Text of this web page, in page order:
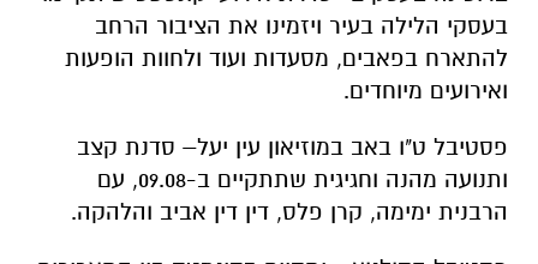
בעסקי הלילה בעיר ויזמינו את הציבור הרחב
להתארח בפאבים, מסעדות ועוד ולחוות הופעות
ואירועים מיוחדים.
פסטיבל ט"ו באב במוזיאון עין יעל– סדנת קצב
ותנועה מהנה וחגיגית שתתקיים ב-09.08, עם
הרבנית ימימה, קרן פלס, דין דין אביב והלהקה.